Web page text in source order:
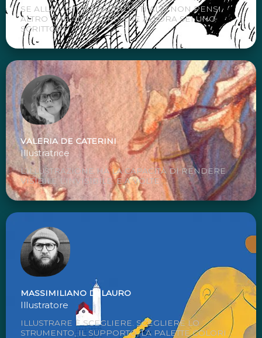
SE ALLA MATTINA QUANDO TI ALZI NON PENSI
ALTRO CHE ALLO SCRIVERE ALLORA SEI UNO
SCRITTORE” ...
VALERIA DE CATERINI
Illustratrice
L’ILLUSTRAZIONE HA LA CAPACITÀ DI RENDERE
VISIBILE L’INVISIBILE. E A VOLTE ...
MASSIMILIANO DI LAURO
Illustratore
ILLUSTRARE È SCEGLIERE. SCEGLIERE LO
STRUMENTO, IL SUPPORTO, LA PALETTE COLORI...